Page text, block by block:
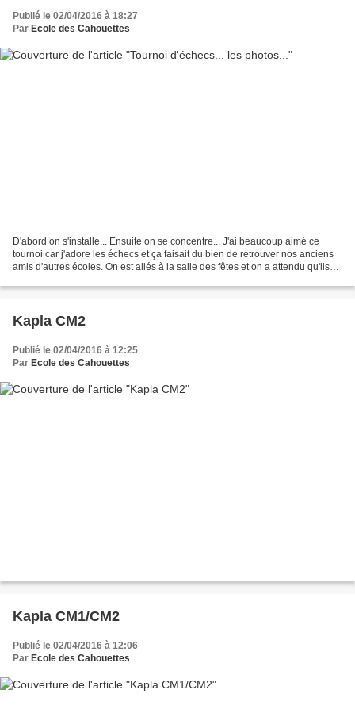
Publié le 02/04/2016 à 18:27
Par Ecole des Cahouettes
D'abord on s'installe... Ensuite on se concentre... J'ai beaucoup aimé ce
tournoi car j'adore les échecs et ça faisait du bien de retrouver nos anciens
amis d'autres écoles. On est allés à la salle des fêtes et on a attendu qu'ils
Kapla CM2
Publié le 02/04/2016 à 12:25
Par Ecole des Cahouettes
Kapla CM1/CM2
Publié le 02/04/2016 à 12:06
Par Ecole des Cahouettes